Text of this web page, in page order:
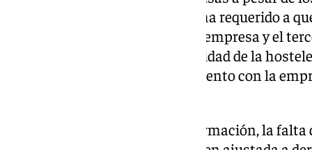
trabajadores. Igualmente se le ha requerido a
existente entre la propiedad, la empresa y el
para dedicarlo a la misma actividad de la
de que el contrato de arrendamiento con la
3. Que con la ocultación de información, la